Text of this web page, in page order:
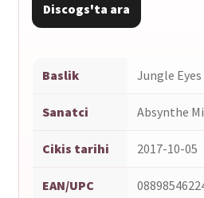
Discogs'ta ara
Baslik Jungle Eyes
Sanatci Absynthe
Cikis tarihi 2017-10-05
EAN/UPC